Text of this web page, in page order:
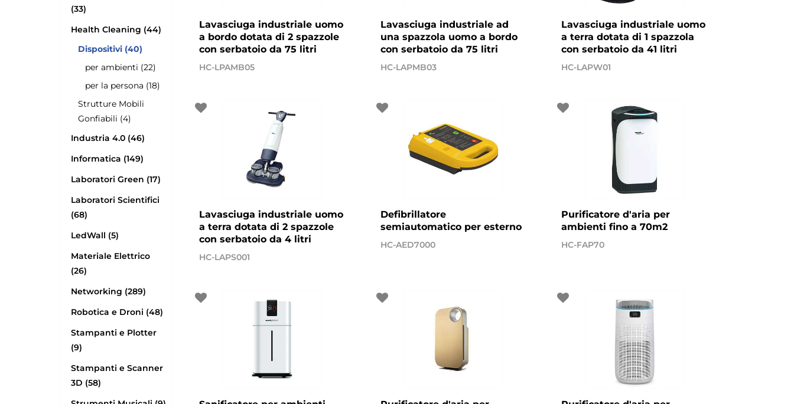
(33)
Health Cleaning (44)
Dispositivi (40)
per ambienti (22)
per la persona (18)
Strutture Mobili
Gonfiabili (4)
Industria 4.0 (46)
Informatica (149)
Laboratori Green (17)
Laboratori Scientifici
(68)
LedWall (5)
Materiale Elettrico
(26)
Networking (289)
Robotica e Droni (48)
Stampanti e Plotter
(9)
Stampanti e Scanner
3D (58)
Lavasciuga industriale uomo
a bordo dotata di 2 spazzole
con serbatoio da 75 litri
HC-LPAMB05
Lavasciuga industriale ad
una spazzola uomo a bordo
con serbatoio da 75 litri
HC-LAPMB03
Lavasciuga industriale uomo
a terra dotata di 1 spazzola
con serbatoio da 41 litri
HC-LAPW01
Lavasciuga industriale uomo
a terra dotata di 2 spazzole
con serbatoio da 4 litri
HC-LAPS001
Defibrillatore
semiautomatico per esterno
HC-AED7000
Purificatore d'aria per
ambienti fino a 70m2
HC-FAP70